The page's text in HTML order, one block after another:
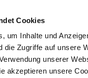
Cookies
um Inhalte und
die Zugriffe auf unsere
unserer
akzeptieren unsere